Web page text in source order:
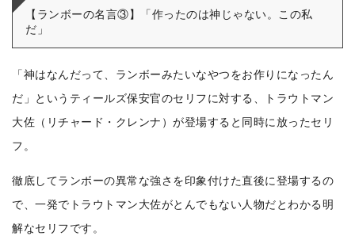
【ランボーの名言③】「作ったのは神じゃない。この私
だ」
「神はなんだって、ランボーみたいなやつをお作りになったん
だ」というティールズ保安官のセリフに対する、トラウトマン
大佐（リチャード・クレンナ）が登場すると同時に放ったセリ
フ。
徹底してランボーの異常な強さを印象付けた直後に登場するの
で、一発でトラウトマン大佐がとんでもない人物だとわかる明
解なセリフです。